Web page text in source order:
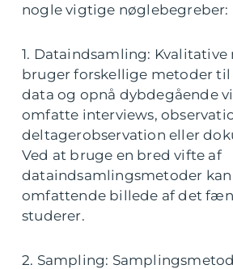
nogle vigtige nøglebegreber:
1. Dataindsamling:
bruger forskellige metoder
data og opnå dybdegående
omfatte interviews,
deltagerobservation eller
Ved at bruge en bred vifte af
dataindsamlingsmetoder kan
omfattende billede af det
studerer.
2. Sampling: